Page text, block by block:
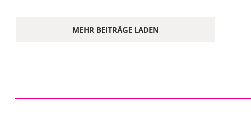
MEHR BEITRÄGE LADEN